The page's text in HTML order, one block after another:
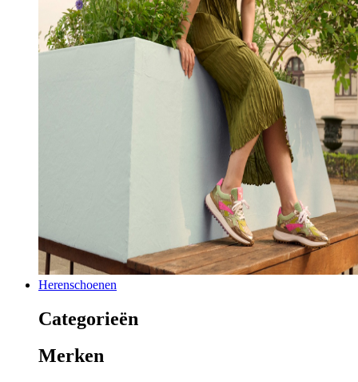
Herenschoenen
Categorieën
Merken